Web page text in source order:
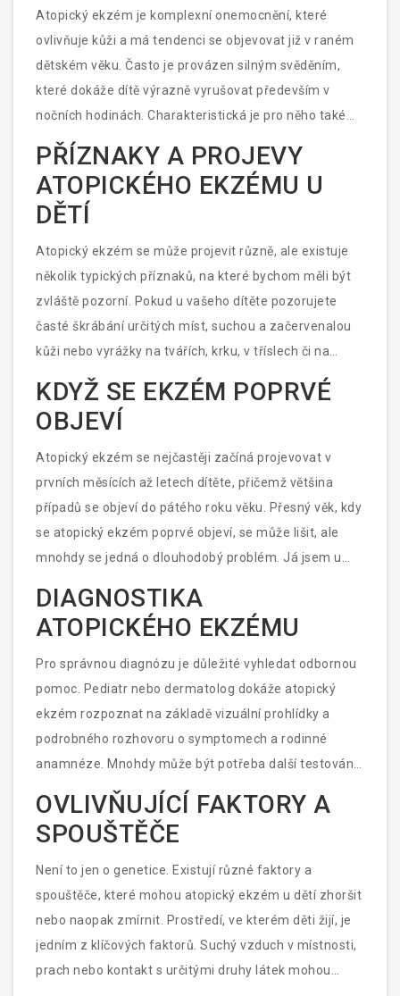
pomáhat našim dětem.
Atopický ekzém je komplexní onemocnění, které
ovlivňuje kůži a má tendenci se objevovat již v raném
dětském věku. Často je provázen silným svěděním,
které dokáže dítě výrazně vyrušovat především v
nočních hodinách. Charakteristická je pro něho také
suchá, začervenalá pokožka a ekzematické pláty,
které lze pozorovat na různých částech těla. V mnoha
případech se jedná o chronický stav, který s dítětem
může zůstat i několik let, někdy dokonce až do
PŘÍZNAKY A PROJEVY
ATOPICKÉHO EKZÉMU U
DĚTÍ
Atopický ekzém se může projevit různě, ale existuje
několik typických příznaků, na které bychom měli být
zvláště pozorní. Pokud u vašeho dítěte pozorujete
časté škrábání určitých míst, suchou a začervenalou
kůži nebo vyrážky na tvářích, krku, v tříslech či na
loktech a kolenou, mohlo by se jednat právě o atopický
ekzém. Výskyt těchto projevů může být občasný nebo
trvalý a v některých případech se může ekzém
vyvinout v otevřené, špatně se hojící rány. Postižená
místa jsou pak náchylná k infekci, což situaci ještě
zhoršuje.
KDYŽ SE EKZÉM POPRVÉ
OBJEVÍ
Atopický ekzém se nejčastěji začíná projevovat v
prvních měsících až letech dítěte, přičemž většina
případů se objeví do pátého roku věku. Přesný věk, kdy
se atopický ekzém poprvé objeví, se může lišit, ale
mnohdy se jedná o dlouhodobý problém. Já jsem u
kožními problémy, které se projevují svěděním a
olizováním, což může být u dětí podobným
indikátorem, že se něco děje. Ačkoliv to úplně stejné
samozřejmě není, je dobré mít na paměti, že i zvířata
mohou trpět podobnými kožními onemocněními.
DIAGNOSTIKA
ATOPICKÉHO EKZÉMU
Pro správnou diagnózu je důležité vyhledat odbornou
pomoc. Pediatr nebo dermatolog dokáže atopický
ekzém rozpoznat na základě vizuální prohlídky a
podrobného rozhovoru o symptomech a rodinné
anamnéze. Mnohdy může být potřeba další testování
k vyloučení jiných kožních onemocnění nebo alergií.
Pamatujte, že čím dříve se podaří stanovit diagnózu,
tím lépe pro vaše malé ratolesti. Správná léčba a péče
mohou výrazně zmírnit příznaky a zlepšit jejich kvalitu
života.
OVLIVŇUJÍCÍ FAKTORY A
SPOUŠTĚČE
Není to jen o genetice. Existují různé faktory a
spouštěče, které mohou atopický ekzém u dětí zhoršit
nebo naopak zmírnit. Prostředí, ve kterém děti žijí, je
jedním z klíčových faktorů. Suchý vzduch v místnosti,
prach nebo kontakt s určitými druhy látek mohou